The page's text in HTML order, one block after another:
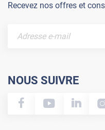
Recevez nos offres et
NOUS SUIVRE